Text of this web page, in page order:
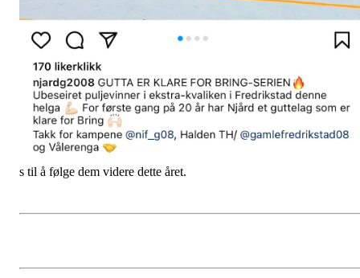
s til å følge dem videre dette året.